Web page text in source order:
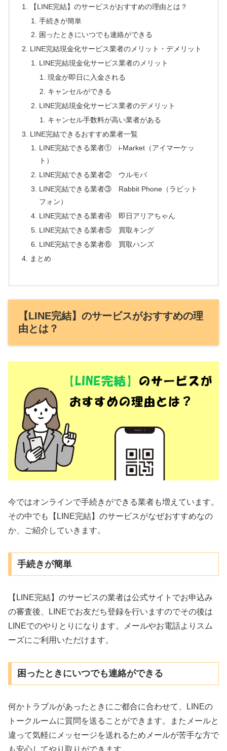
【LINE完結】のサービスがおすすめの理由とは？
手続きが簡単
困ったときにいつでも連絡ができる
LINE完結現金化サービス業者のメリット・デメリット
LINE完結現金化サービス業者のメリット
現金が即日に入金される
キャンセルができる
LINE完結現金化サービス業者のデメリット
キャンセル手数料が高い業者がある
LINE完結できるおすすめ業者一覧
LINE完結できる業者① i-Market（アイマーケッ
ト）
LINE完結できる業者② ウルモバ
LINE完結できる業者③ Rabbit Phone（ラビット
フォン）
LINE完結できる業者④ 即日アリアちゃん
LINE完結できる業者⑤ 買取キング
LINE完結できる業者⑥ 買取ハンズ
まとめ
【LINE完結】のサービスがおすすめの理
由とは？
今ではオンラインで手続きができる業者も増えています。
その中でも【LINE完結】のサービスがなぜおすすめなの
か、ご紹介していきます。
手続きが簡単
【LINE完結】のサービスの業者は公式サイトでお申込み
の審査後、LINEでお友だち登録を行いますのでその後は
LINEでのやりとりになります。メールやお電話よりスム
ーズにご利用いただけます。
困ったときにいつでも連絡ができる
何かトラブルがあったときにご都合に合わせて、LINEの
トークルームに質問を送ることができます。またメールと
違って気軽にメッセージを送れるためメールが苦手な方で